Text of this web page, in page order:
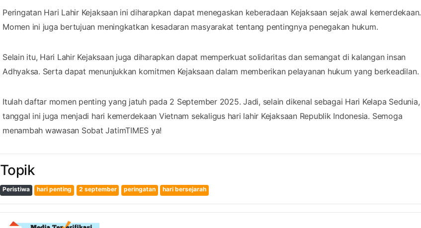
Peringatan Hari Lahir Kejaksaan ini diharapkan dapat menegaskan keberadaan Kejaksaan sejak awal kemerdekaan.
Momen ini juga bertujuan meningkatkan kesadaran masyarakat tentang pentingnya penegakan hukum.
Selain itu, Hari Lahir Kejaksaan juga diharapkan dapat memperkuat solidaritas dan semangat di kalangan insan
Adhyaksa. Serta dapat menunjukkan komitmen Kejaksaan dalam memberikan pelayanan hukum yang berkeadilan.
Itulah daftar momen penting yang jatuh pada 2 September 2025. Jadi, selain dikenal sebagai Hari Kelapa Sedunia,
tanggal ini juga menjadi hari kemerdekaan Vietnam sekaligus hari lahir Kejaksaan Republik Indonesia. Semoga
menambah wawasan Sobat JatimTIMES ya!
Topik
Peristiwa hari penting 2 september peringatan hari bersejarah